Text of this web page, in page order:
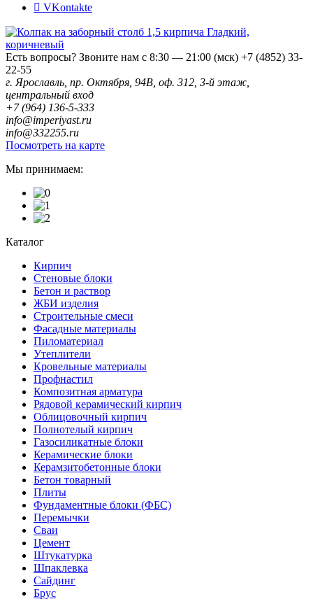
VKontakte
Есть вопросы? Звоните нам с 8:30 — 21:00 (мск) +7 (4852) 33-
22-55
г. Ярославль, пр. Октября, 94В, оф. 312, 3-й этаж,
центральный вход
+7 (964) 136-5-333
info@imperiyast.ru
info@332255.ru
Посмотреть на карте
Мы принимаем:
Каталог
Кирпич
Стеновые блоки
Бетон и раствор
ЖБИ изделия
Строительные смеси
Фасадные материалы
Пиломатериал
Утеплители
Кровельные материалы
Профнастил
Композитная арматура
Рядовой керамический кирпич
Облицовочный кирпич
Полнотелый кирпич
Газосиликатные блоки
Керамические блоки
Керамзитобетонные блоки
Бетон товарный
Плиты
Фундаментные блоки (ФБС)
Перемычки
Сваи
Цемент
Штукатурка
Шпаклевка
Сайдинг
Брус